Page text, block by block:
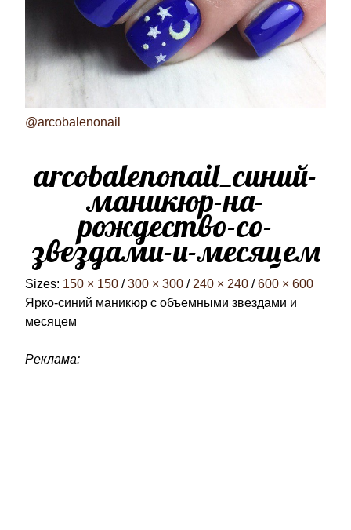
@arcobalenonail
arcobalenonail_синий-
маникюр-на-
рождество-со-
звездами-и-месяцем
Sizes: 150 × 150 / 300 × 300 / 240 × 240 / 600 × 600
Ярко-синий маникюр с объемными звездами и
месяцем
Реклама: